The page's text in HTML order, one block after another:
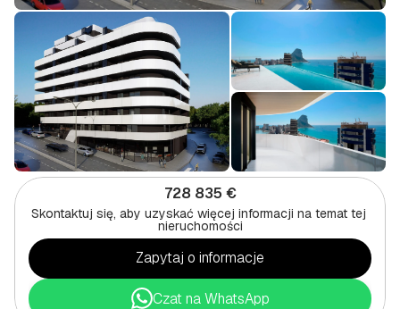
728 835 €
Skontaktuj się, aby uzyskać więcej informacji na temat tej
nieruchomości
Zapytaj o informacje
Czat na WhatsApp